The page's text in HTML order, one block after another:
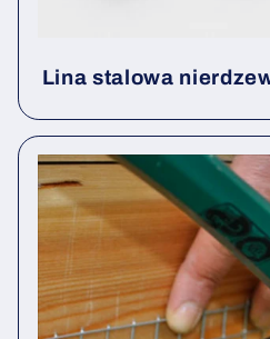
Lina stalowa